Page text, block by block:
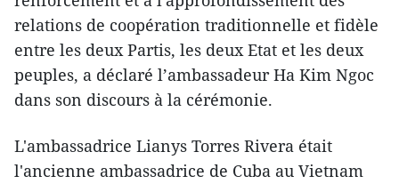
relations de coopération traditionnelle et fidèle
entre les deux Partis, les deux Etat et les deux
peuples, a déclaré l’ambassadeur Ha Kim Ngoc
dans son discours à la cérémonie.
L'ambassadrice Lianys Torres Rivera était
l'ancienne ambassadrice de Cuba au Vietnam